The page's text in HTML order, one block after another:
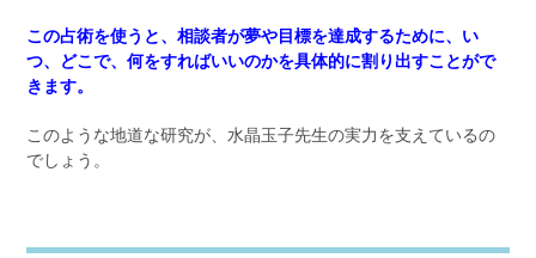
この占術を使うと、相談者が夢や目標を達成するために、い
つ、どこで、何をすればいいのかを具体的に割り出すことがで
きます。
このような地道な研究が、水晶玉子先生の実力を支えているの
でしょう。